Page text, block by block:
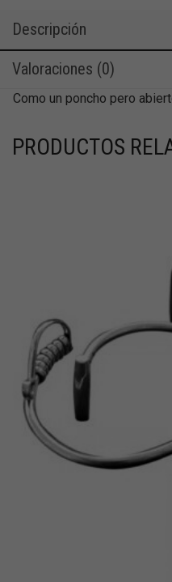
Descripción
Valoraciones (0)
Como un poncho pero
PRODUCTOS